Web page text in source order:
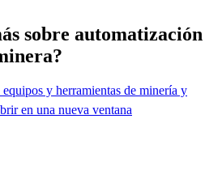
sobre automatización
y herramientas de minería y
en una nueva ventana